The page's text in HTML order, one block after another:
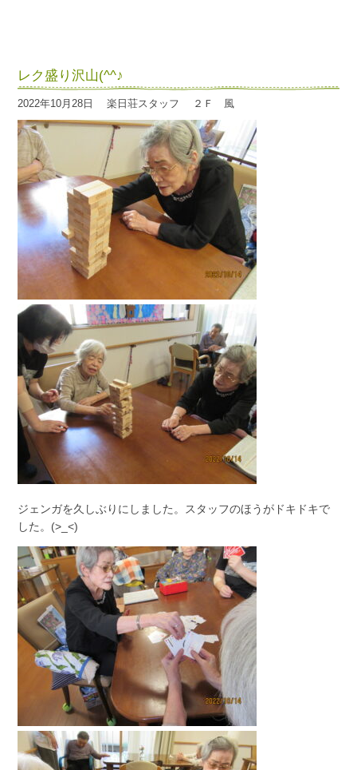
レク盛り沢山(^^♪
2022年10月28日 楽日荘スタッフ ２Ｆ 風
ジェンガを久しぶりにしました。スタッフのほうがドキドキで
した。(>_<)